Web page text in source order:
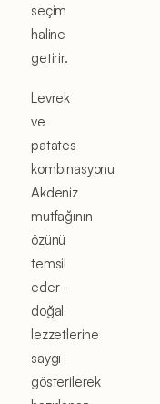
seçim
haline
getirir.
Levrek
ve
patates
kombinasyonu
Akdeniz
mutfağının
özünü
temsil
eder -
doğal
lezzetlerine
saygı
gösterilerek